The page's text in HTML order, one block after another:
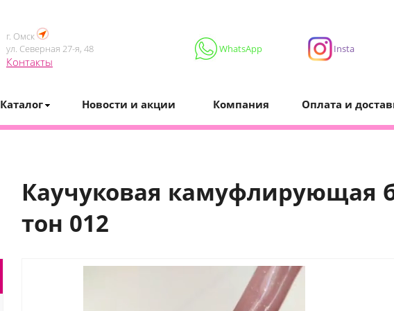
г. Омск
ул. Северная 27-я, 48
Контакты
WhatsApp Insta
Каталог Новости и акции Компания Оплата и
Каучуковая камуфлирующая
тон 012